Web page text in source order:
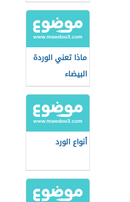
ماذا تعني الوردة
البيضاء
أنواع الورد